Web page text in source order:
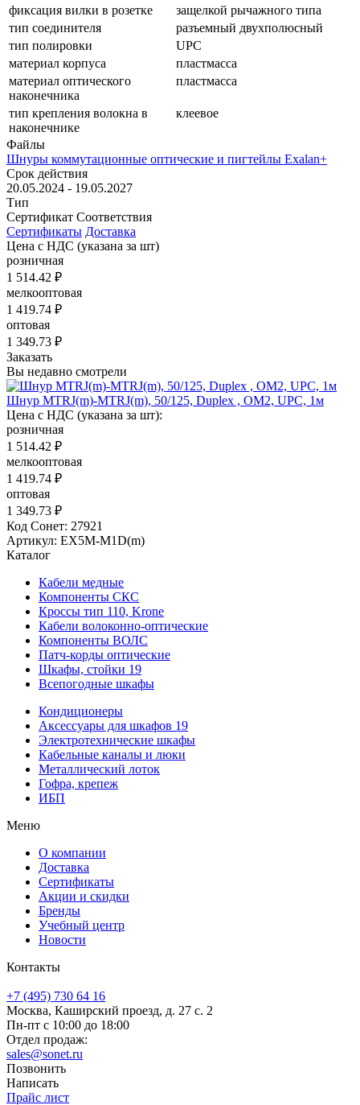
фиксация вилки в розетке
защелкой рычажного типа
тип соединителя
разъемный двухполюсный
тип полировки
UPC
материал корпуса
пластмасса
материал оптического
наконечника
пластмасса
тип крепления волокна в
наконечнике
клеевое
Файлы
Шнуры коммутационные оптические и пигтейлы Exalan+
Срок действия
20.05.2024 - 19.05.2027
Тип
Сертификат Соответствия
Сертификаты Доставка
Цена с НДС (указана за шт)
розничная
1 514.42 ₽
мелкооптовая
1 419.74 ₽
оптовая
1 349.73 ₽
Заказать
Вы недавно смотрели
Шнур MTRJ(m)-MTRJ(m), 50/125, Duplex , OM2, UPC, 1м
Цена с НДС (указана за шт):
розничная
1 514.42 ₽
мелкооптовая
1 419.74 ₽
оптовая
1 349.73 ₽
Код Сонет: 27921
Артикул: EX5M-M1D(m)
Каталог
Кабели медные
Компоненты СКС
Кроссы тип 110, Krone
Кабели волоконно-оптические
Компоненты ВОЛС
Патч-корды оптические
Шкафы, стойки 19
Всепогодные шкафы
Кондиционеры
Аксессуары для шкафов 19
Электротехнические шкафы
Кабельные каналы и люки
Металлический лоток
Гофра, крепеж
ИБП
Меню
О компании
Доставка
Сертификаты
Акции и скидки
Бренды
Учебный центр
Новости
Контакты
+7 (495) 730 64 16
Москва, Каширский проезд, д. 27 с. 2
Пн-пт с 10:00 до 18:00
Отдел продаж:
sales@sonet.ru
Позвонить
Написать
Прайс лист